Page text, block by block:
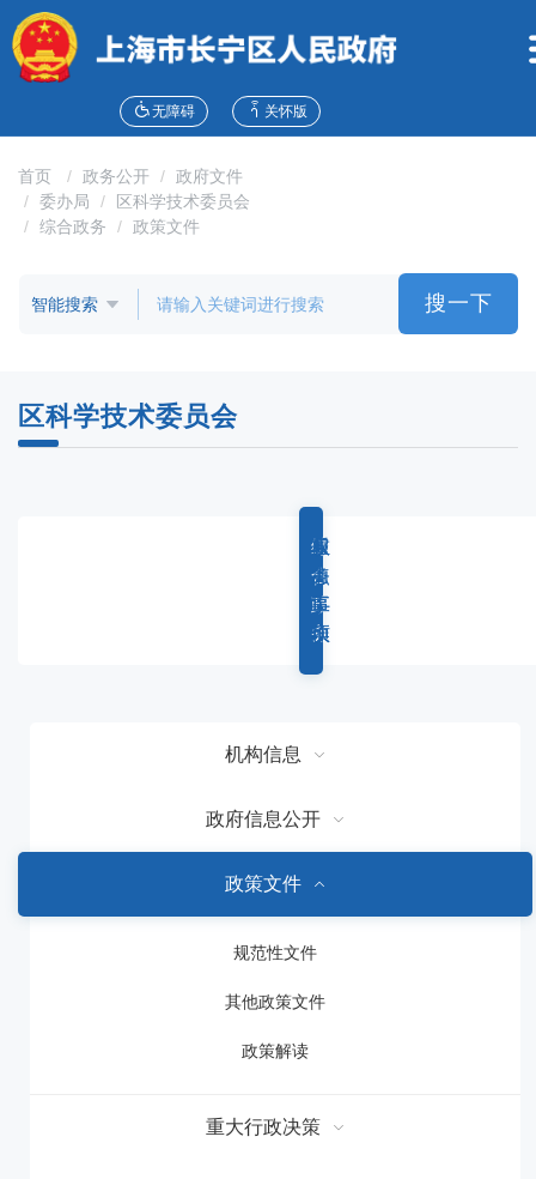
障
碍
说
无障碍 关怀版
首页 政务公开
政府文件
委办局
区科学技术委员会
综合政务
政策文件
搜一下
区科学技术委员会
综
合
政
务
重
点
工
作
权
力
事
项
服
务
事
项
机构信息
政府信息公开
政策文件
规范性文件
其他政策文件
政策解读
重大行政决策